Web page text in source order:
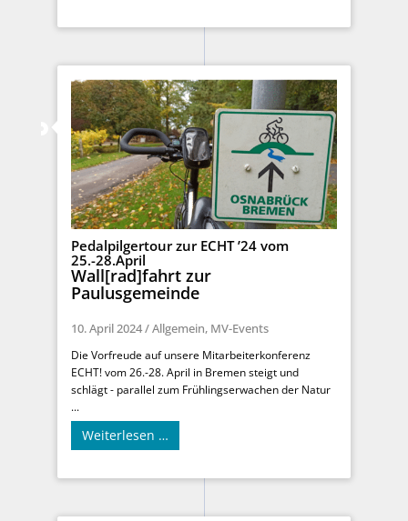
Pedalpilgertour zur ECHT ’24 vom
25.-28.April
Wall[rad]fahrt zur
Paulusgemeinde
10. April 2024/Allgemein, MV-Events
Die Vorfreude auf unsere Mitarbeiterkonferenz
ECHT! vom 26.-28. April in Bremen steigt und
schlägt - parallel zum Frühlingserwachen der Natur
...
Weiterlesen …